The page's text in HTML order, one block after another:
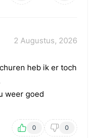
2 Augustus, 2026
heb ik er toch
weer goed
0 0